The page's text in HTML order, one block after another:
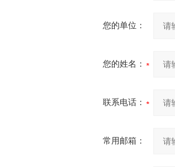
您的单位：
您的姓名：
联系电话：
常用邮箱：